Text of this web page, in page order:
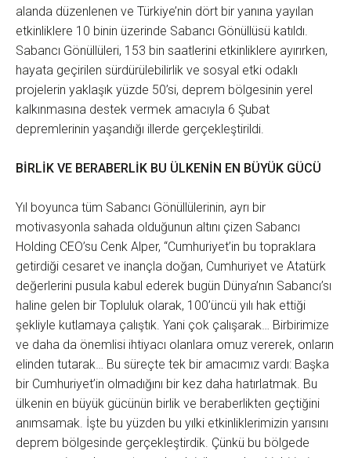
alanda düzenlenen ve Türkiye’nin dört bir yanına yayılan
etkinliklere 10 binin üzerinde Sabancı Gönüllüsü katıldı.
Sabancı Gönüllüleri, 153 bin saatlerini etkinliklere ayırırken,
hayata geçirilen sürdürülebilirlik ve sosyal etki odaklı
projelerin yaklaşık yüzde 50’si, deprem bölgesinin yerel
kalkınmasına destek vermek amacıyla 6 Şubat
depremlerinin yaşandığı illerde gerçekleştirildi.
BİRLİK VE BERABERLİK BU ÜLKENİN EN BÜYÜK GÜCÜ
Yıl boyunca tüm Sabancı Gönüllülerinin, ayrı bir
motivasyonla sahada olduğunun altını çizen Sabancı
Holding CEO’su Cenk Alper, “Cumhuriyet’in bu topraklara
getirdiği cesaret ve inançla doğan, Cumhuriyet ve Atatürk
değerlerini pusula kabul ederek bugün Dünya’nın Sabancı’sı
haline gelen bir Topluluk olarak, 100’üncü yılı hak ettiği
şekliyle kutlamaya çalıştık. Yani çok çalışarak… Birbirimize
ve daha da önemlisi ihtiyacı olanlara omuz vererek, onların
elinden tutarak… Bu süreçte tek bir amacımız vardı: Başka
bir Cumhuriyet’in olmadığını bir kez daha hatırlatmak. Bu
ülkenin en büyük gücünün birlik ve beraberlikten geçtiğini
anımsamak. İşte bu yüzden bu yılki etkinliklerimizin yarısını
deprem bölgesinde gerçekleştirdik. Çünkü bu bölgede